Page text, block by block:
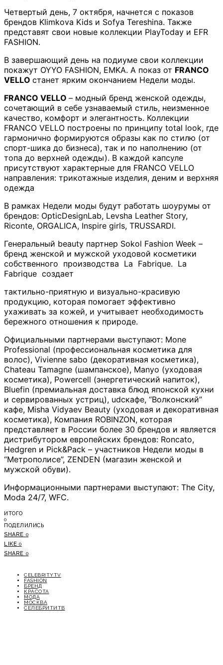
Четвертый день, 7 октября, начнется с показов
брендов Klimkova Kids и Sofya Tereshina. Также
представят свои новые коллекции PlayToday и EFR
FASHION.
В завершающий день на подиуме свои коллекции
покажут OYYO FASHION, EMKA. А показ от FRANCO
VELLO станет ярким окончанием Недели моды.
FRANCO VELLO – модный бренд женской одежды,
сочетающий в себе узнаваемый стиль, неизменное
качество, комфорт и элегантность. Коллекции
FRANCO VELLO построены по принципу total look, где
гармонично формируются образы как по стилю (от
спорт-шика до бизнеса), так и по наполнению (от
топа до верхней одежды). В каждой капсуле
присутствуют характерные для FRANCO VELLO
направления: трикотажные изделия, деним и верхняя
одежда
В рамках Недели моды будут работать шоурумы от
брендов: OpticDesignLab, Levsha Leather Story,
Riconte, ORGALICA, Inspire girls, TRUSSARDI.
Генеральный beauty партнер Sokol Fashion Week –
бренд женской и мужской уходовой косметики
собственного производства La Fabrique. La
Fabrique создает
тактильно-приятную и визуально-красивую
продукцию, которая помогает эффективно
ухаживать за кожей, и учитывает необходимость
бережного отношения к природе.
Официальными партнерами выступают: Mone
Professional (профессиональная косметика для
волос), Vivienne sabo (декоративная косметика),
Chateau Tamagne (шампанское), Manyo (уходовая
косметика), Powercell (энергетический напиток),
Bluefin (премиальная доставка блюд японской кухни
и сервированных устриц), udcкафе, “Волконский”
кафе, Misha Vidyaev Beauty (уходовая и декоративная
косметика), Компания ROBINZON, которая
представляет в России более 30 брендов и является
дистрибутором европейских брендов: Roncato,
Hedgren и Pick&Pack – участников Недели моды в
“Метрополисе”, ZENDEN (магазин женской и
мужской обуви).
Информационными партнерами выступают: The City,
Moda 24/7, WFC.
ИТОГО
0
ПОДЕЛИЛИСЬ
SHARE 0
LIKE 0
SHARE 0
CELEBRITYTV
FASHION
БРЕНД
КРАСОТА
МОДА
МОСКВА
СЕЛЕБРИТИТВ